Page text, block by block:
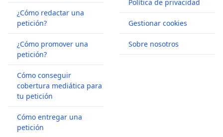
¿Cómo redactar una
petición?
¿Cómo promover una
petición?
Cómo conseguir
cobertura mediática para
tu petición
Cómo entregar una
petición
Política de privacidad
Gestionar cookies
Sobre nosotros